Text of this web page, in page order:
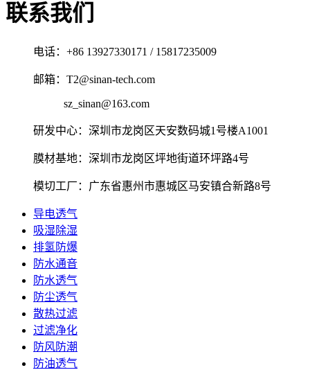
联系我们
电话：+86 13927330171 / 15817235009
邮箱：T2@sinan-tech.com
sz_sinan@163.com
研发中心：深圳市龙岗区天安数码城1号楼A1001
膜材基地：深圳市龙岗区坪地街道环坪路4号
模切工厂：广东省惠州市惠城区马安镇合新路8号
导电透气
吸湿除湿
排氢防爆
防水通音
防水透气
防尘透气
散热过滤
过滤净化
防风防潮
防油透气